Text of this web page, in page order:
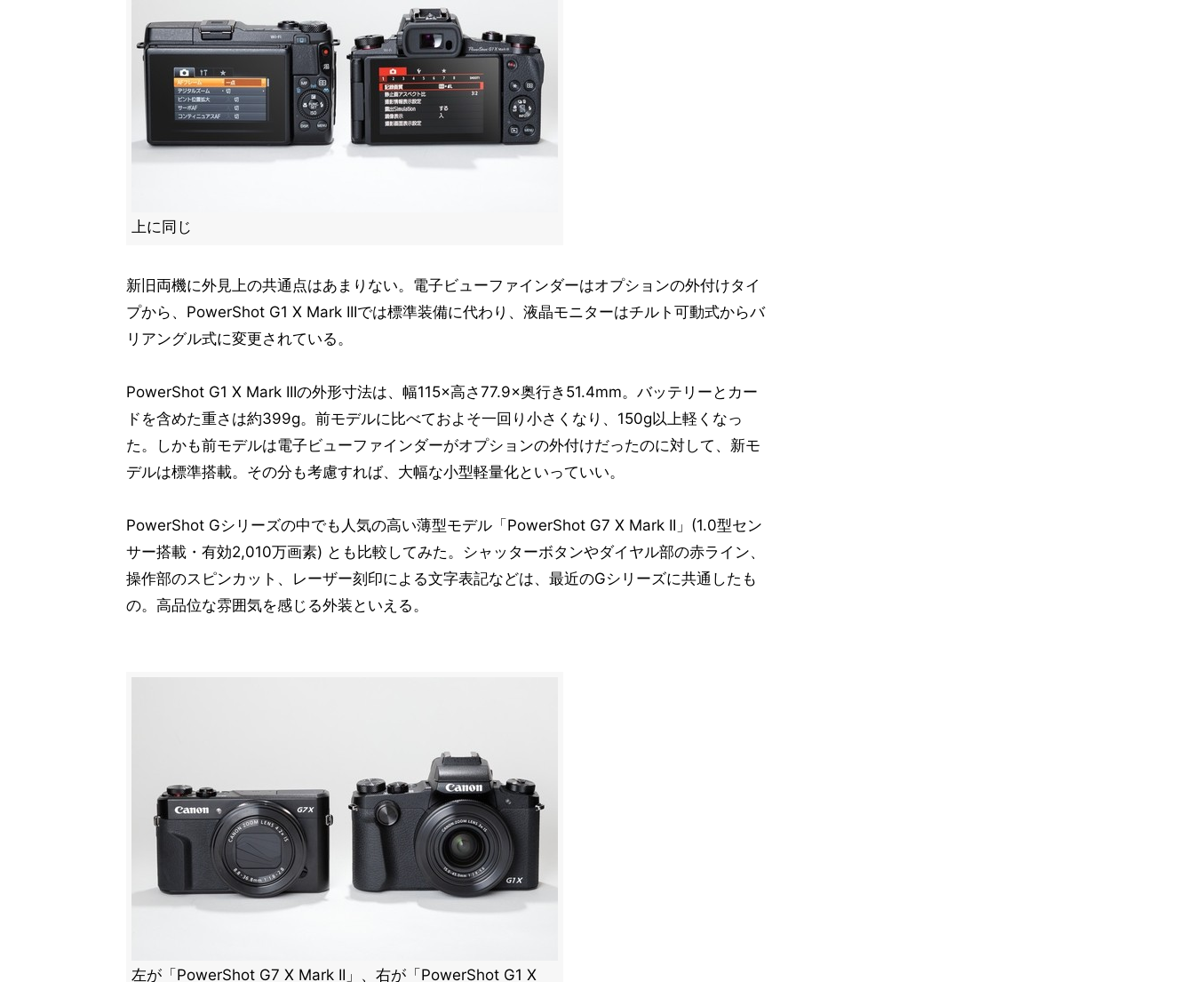
上に同じ
新旧両機に外見上の共通点はあまりない。電子ビューファインダーはオプションの外付けタイ
プから、PowerShot G1 X Mark IIIでは標準装備に代わり、液晶モニターはチルト可動式からバ
リアングル式に変更されている。
PowerShot G1 X Mark IIIの外形寸法は、幅115×高さ77.9×奥行き51.4mm。バッテリーとカー
ドを含めた重さは約399g。前モデルに比べておよそ一回り小さくなり、150g以上軽くなっ
た。しかも前モデルは電子ビューファインダーがオプションの外付けだったのに対して、新モ
デルは標準搭載。その分も考慮すれば、大幅な小型軽量化といっていい。
PowerShot Gシリーズの中でも人気の高い薄型モデル「PowerShot G7 X Mark II」(1.0型セン
サー搭載・有効2,010万画素) とも比較してみた。シャッターボタンやダイヤル部の赤ライン、
操作部のスピンカット、レーザー刻印による文字表記などは、最近のGシリーズに共通したも
の。高品位な雰囲気を感じる外装といえる。
左が「PowerShot G7 X Mark II」、右が「PowerShot G1 X